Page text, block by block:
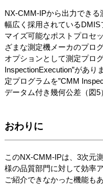
NX-CMM-IPから出力でき
幅広く採用されている
マイズ可能なポストプロセ
ざまな測定機メーカのプロ
オプションとして測定プロ
InspectionExecution”があり
定プログラムを”CMM
データム付き幾何公差（図5
おわりに
このNX-CMM-IPは、3次元
様の品質部門に対して効率
ご紹介できなかった機能も